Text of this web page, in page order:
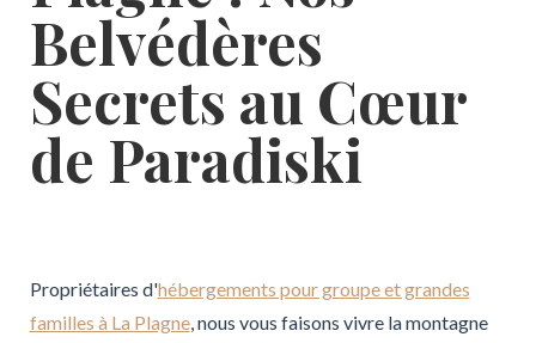
Belvédères
Secrets au Cœur
de Paradiski
Propriétaires d'hébergements pour groupe et grandes
familles à La Plagne, nous vous faisons vivre la montagne